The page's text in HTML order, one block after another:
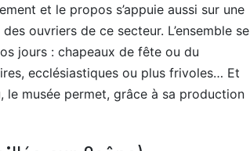
et le propos s’appuie aussi sur une
ouvriers de ce secteur. L’ensemble se
jours : chapeaux de fête ou du
ecclésiastiques ou plus frivoles… Et
le musée permet, grâce à sa production